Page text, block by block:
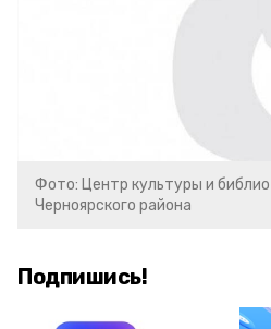
Фото: Центр культуры и
Черноярского района
Подпишись!